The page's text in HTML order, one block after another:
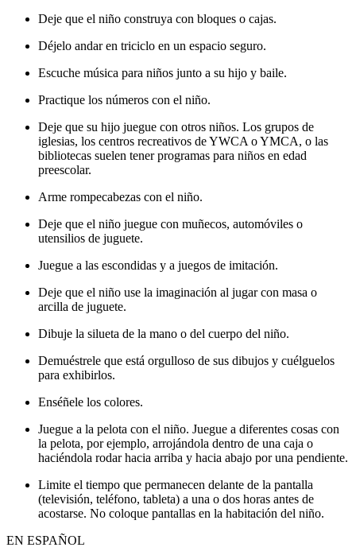
Deje que el niño construya con bloques o cajas.
Déjelo andar en triciclo en un espacio seguro.
Escuche música para niños junto a su hijo y baile.
Practique los números con el niño.
Deje que su hijo juegue con otros niños. Los grupos de
iglesias, los centros recreativos de YWCA o YMCA, o las
bibliotecas suelen tener programas para niños en edad
preescolar.
Arme rompecabezas con el niño.
Deje que el niño juegue con muñecos, automóviles o
utensilios de juguete.
Juegue a las escondidas y a juegos de imitación.
Deje que el niño use la imaginación al jugar con masa o
arcilla de juguete.
Dibuje la silueta de la mano o del cuerpo del niño.
Demuéstrele que está orgulloso de sus dibujos y cuélguelos
para exhibirlos.
Enséñele los colores.
Juegue a la pelota con el niño. Juegue a diferentes cosas con
la pelota, por ejemplo, arrojándola dentro de una caja o
haciéndola rodar hacia arriba y hacia abajo por una pendiente.
Limite el tiempo que permanecen delante de la pantalla
(televisión, teléfono, tableta) a una o dos horas antes de
acostarse. No coloque pantallas en la habitación del niño.
EN ESPAÑOL